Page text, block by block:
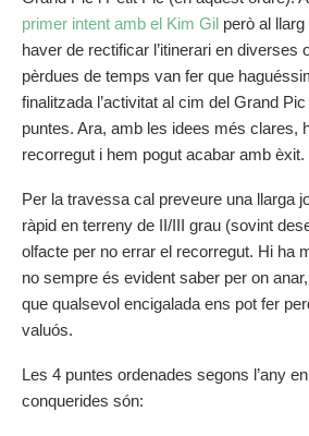
primer intent amb el Kim Gil però al
haver de rectificar l’itinerari en diverses
pèrdues de temps van fer que
finalitzada l’activitat al cim del Grand
puntes. Ara, amb les idees més clares,
recorregut i hem pogut acabar amb èxit.
Per la travessa cal preveure una llarga
ràpid en terreny de II/III grau (sovint
olfacte per no errar el recorregut. Hi ha
no sempre és evident saber per on
que qualsevol encigalada ens pot fer
valuós.
Les 4 puntes ordenades segons l’any
conquerides són: